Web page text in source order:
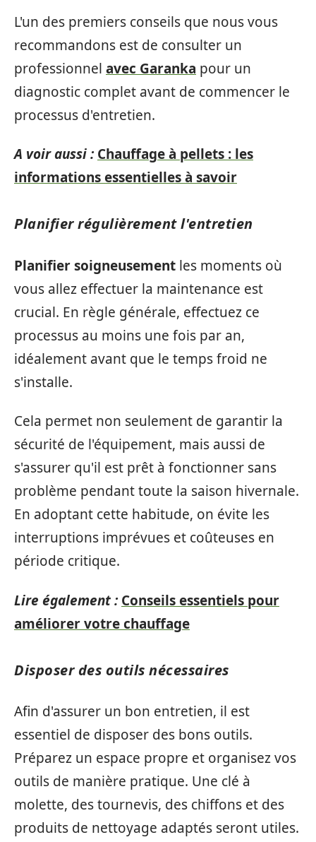
L'un des premiers conseils que nous vous
recommandons est de consulter un
professionnel avec Garanka pour un
diagnostic complet avant de commencer le
processus d'entretien.
A voir aussi : Chauffage à pellets : les
informations essentielles à savoir
Planifier régulièrement l'entretien
Planifier soigneusement les moments où
vous allez effectuer la maintenance est
crucial. En règle générale, effectuez ce
processus au moins une fois par an,
idéalement avant que le temps froid ne
s'installe.
Cela permet non seulement de garantir la
sécurité de l'équipement, mais aussi de
s'assurer qu'il est prêt à fonctionner sans
problème pendant toute la saison hivernale.
En adoptant cette habitude, on évite les
interruptions imprévues et coûteuses en
période critique.
Lire également : Conseils essentiels pour
améliorer votre chauffage
Disposer des outils nécessaires
Afin d'assurer un bon entretien, il est
essentiel de disposer des bons outils.
Préparez un espace propre et organisez vos
outils de manière pratique. Une clé à
molette, des tournevis, des chiffons et des
produits de nettoyage adaptés seront utiles.